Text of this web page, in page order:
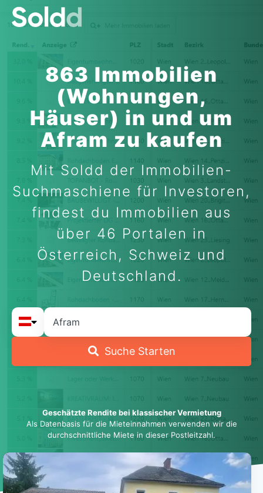
863 Immobilien
(Wohnungen,
Häuser) in und um
Afram zu kaufen
Mit Soldd der Immobilien-
Suchmaschiene für Investoren,
findest du Immobilien aus
über 46 Portalen in
Österreich, Schweiz und
Deutschland.
Suche Starten
Geschätzte Rendite bei klassischer Vermietung
Als Datenbasis für die Mieteinnahmen verwenden wir die
durchschnittliche Miete in dieser Postleitzahl.